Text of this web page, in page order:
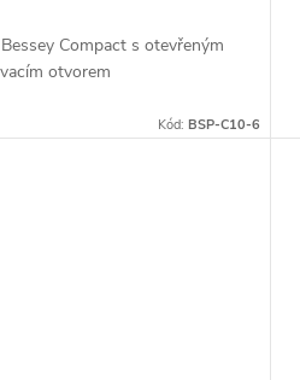
Compact s otevřeným
otvorem
Kód: BSP-C10-6